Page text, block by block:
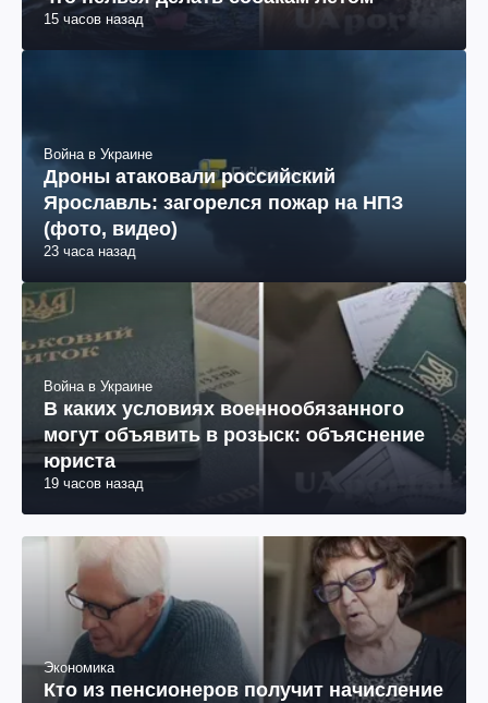
15 часов назад
Война в Украине
Дроны атаковали российский
Ярославль: загорелся пожар на НПЗ
(фото, видео)
23 часа назад
Война в Украине
В каких условиях военнообязанного
могут объявить в розыск: объяснение
юриста
19 часов назад
Экономика
Кто из пенсионеров получит начисление